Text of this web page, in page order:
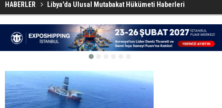
HABERLER Libya'da Ulusal Mutabakat Hükümeti Haberleri